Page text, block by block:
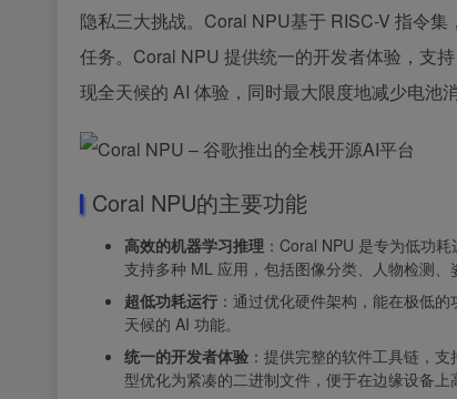
隐私三大挑战。Coral NPU基于 RISC-V 指令
任务。Coral NPU 提供统一的开发者体验，支
现全天候的 AI 体验，同时最大限度地减少电池消
Coral NPU的主要功能
高效的机器学习推理 ：Coral NPU 是专为低功
支持多种 ML 应用，包括图像分类、人物检测、
超低功耗运行 ：通过优化硬件架构，能在极低
天候的 AI 功能。
统一的开发者体验 ：提供完整的软件工具链，
型优化为紧凑的二进制文件，便于在边缘设备上